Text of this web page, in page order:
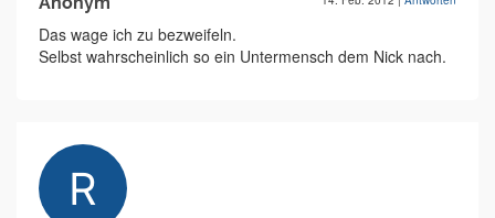
Das wage ich zu bezweifeln.
Selbst wahrscheinlich so ein Untermensch dem Nick nach.